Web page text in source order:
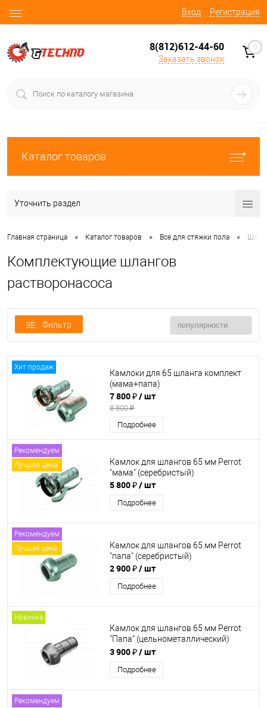
Вход Регистрация
8(812)612-44-60
Заказать звонок
0
Каталог товаров
Уточнить раздел
Главная страница • Каталог товаров • Все для стяжки пола •
Комплектующие шлангов
растворонасоса
Фильтр
Хит продаж
Камлоки для 65 шланга комплект
(мама+папа)
7 800 ₽/ шт
8 800 ₽
Подробнее
Рекомендуем
Лучшая цена
Камлок для шлангов 65 мм Perrot
"мама" (серебристый)
5 800 ₽/ шт
Подробнее
Рекомендуем
Лучшая цена
Камлок для шлангов 65 мм Perrot
"папа" (серебристый)
2 900 ₽/ шт
Подробнее
Новинка
Камлок для шлангов 65 мм Perrot
"Папа" (цельнометаллический)
GTECHNO
3 900 ₽/ шт
Подробнее
Рекомендуем